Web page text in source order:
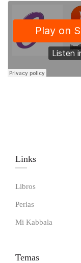
Links​
Libros
Perlas
Mi Kabbala
Temas